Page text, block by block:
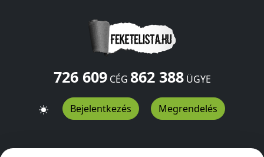
726 609CÉG 862 388ÜGYE
Bejelentkezés Megrendelés